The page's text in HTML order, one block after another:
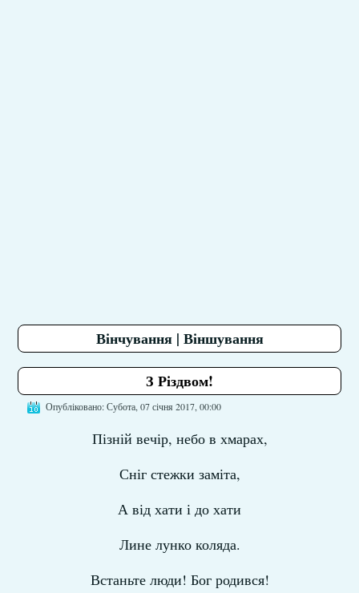
Вінчування | Віншування
З Різдвом!
Опубліковано: Субота, 07 січня 2017, 00:00
Пізній вечір, небо в хмарах,
Сніг стежки заміта,
А від хати і до хати
Лине лунко коляда.
Встаньте люди! Бог родився!